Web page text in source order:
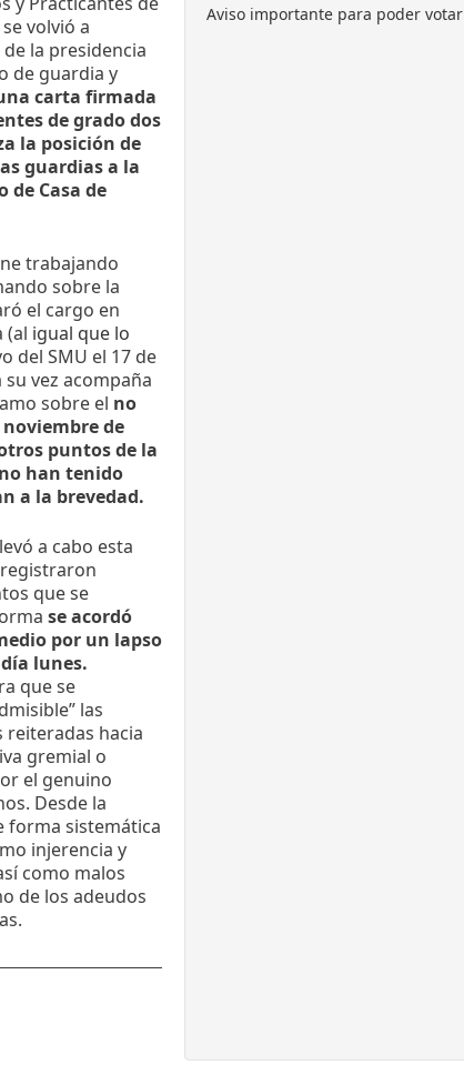
volvió a
la presidencia
de guardia y
carta firmada
de grado dos
la posición de
guardias a la
de Casa de
trabajando
sobre la
el cargo en
(al igual que lo
del SMU el 17 de
vez acompaña
sobre el no
de
puntos de la
han tenido
a la brevedad.
a cabo esta
que se
se acordó
por un lapso
lunes.
que se
las
reiteradas hacia
gremial o
el genuino
Desde la
forma sistemática
injerencia y
como malos
de los adeudos
Aviso importante para poder votar